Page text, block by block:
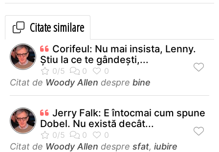
Citate similare
Corifeul: Nu mai insista, Lenny.
Ştiu la ce te gândeşti,...
Citat de Woody Allen despre bine
Jerry Falk: E întocmai cum spune
Dobel. Nu există decât...
Citat de Woody Allen despre sfat, iubire